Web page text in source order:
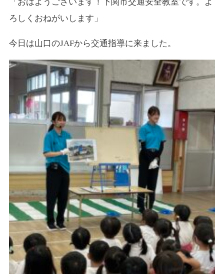
ろしくおねがいします」
今日は山口のJAFから交通指導に来ました。